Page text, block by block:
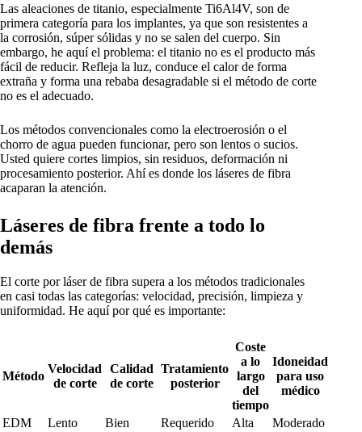
Las aleaciones de titanio, especialmente Ti6Al4V, son de
primera categoría para los implantes, ya que son resistentes a
la corrosión, súper sólidas y no se salen del cuerpo. Sin
embargo, he aquí el problema: el titanio no es el producto más
fácil de reducir. Refleja la luz, conduce el calor de forma
extraña y forma una rebaba desagradable si el método de corte
no es el adecuado.
Los métodos convencionales como la electroerosión o el
chorro de agua pueden funcionar, pero son lentos o sucios.
Usted quiere cortes limpios, sin residuos, deformación ni
procesamiento posterior. Ahí es donde los láseres de fibra
acaparan la atención.
Láseres de fibra frente a todo lo
demás
El corte por láser de fibra supera a los métodos tradicionales
en casi todas las categorías: velocidad, precisión, limpieza y
uniformidad. He aquí por qué es importante:
Método
Velocidad
de corte
Calidad
de corte
Tratamiento
posterior
Coste
a lo
largo
del
tiempo
Idoneidad
para uso
médico
EDM Lento Bien Requerido Alta
Moderado